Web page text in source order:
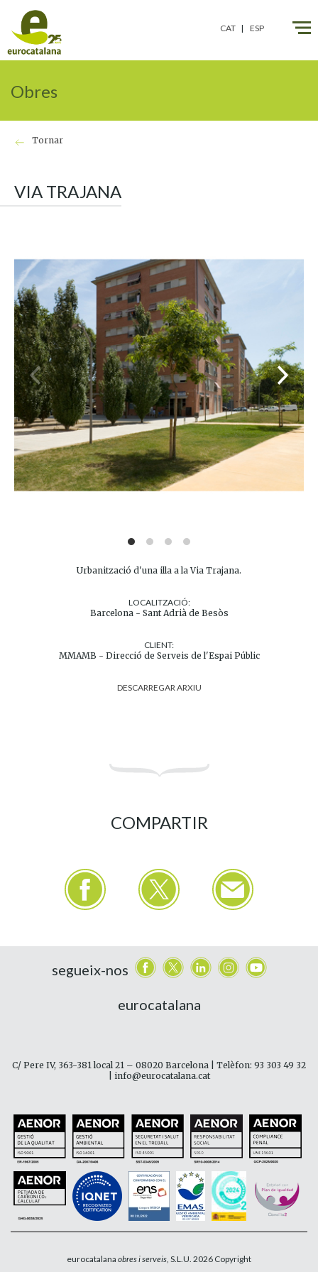
Obres
Tornar
VIA TRAJANA
Urbanització d'una illa a la Via Trajana.
LOCALITZACIÓ:
Barcelona - Sant Adrià de Besòs
CLIENT:
MMAMB - Direcció de Serveis de l'Espai Públic
DESCARREGAR ARXIU
COMPARTIR
segueix-nos
eurocatalana
C/ Pere IV, 363-381 local 21 – 08020 Barcelona | Telèfon: 93 303 49 32
| info@eurocatalana.cat
eurocatalana obres i serveis, S.L.U. 2026 Copyright
CAT ESP